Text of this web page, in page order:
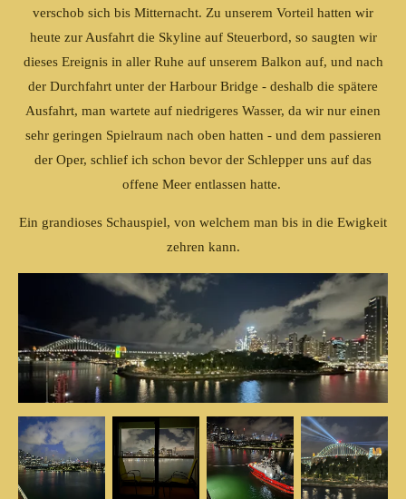
verschob sich bis Mitternacht. Zu unserem Vorteil hatten wir
heute zur Ausfahrt die Skyline auf Steuerbord, so saugten wir
dieses Ereignis in aller Ruhe auf unserem Balkon auf, und nach
der Durchfahrt unter der Harbour Bridge - deshalb die spätere
Ausfahrt, man wartete auf niedrigeres Wasser, da wir nur einen
sehr geringen Spielraum nach oben hatten - und dem passieren
der Oper, schlief ich schon bevor der Schlepper uns auf das
offene Meer entlassen hatte.
Ein grandioses Schauspiel, von welchem man bis in die Ewigkeit
zehren kann.